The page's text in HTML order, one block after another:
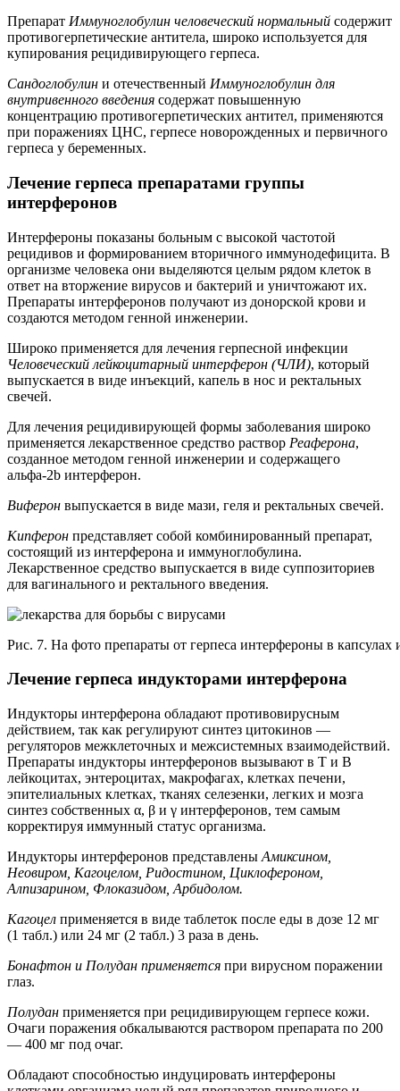
Препарат Иммуноглобулин человеческий нормальный содержит
противогерпетические антитела, широко используется для
купирования рецидивирующего герпеса.
Сандоглобулин и отечественный Иммуноглобулин для
внутривенного введения содержат повышенную
концентрацию противогерпетических антител, применяются
при поражениях ЦНС, герпесе новорожденных и первичного
герпеса у беременных.
Лечение герпеса препаратами группы
интерферонов
Интерфероны показаны больным с высокой частотой
рецидивов и формированием вторичного иммунодефицита. В
организме человека они выделяются целым рядом клеток в
ответ на вторжение вирусов и бактерий и уничтожают их.
Препараты интерферонов получают из донорской крови и
создаются методом генной инженерии.
Широко применяется для лечения герпесной инфекции
Человеческий лейкоцитарный интерферон (ЧЛИ), который
выпускается в виде инъекций, капель в нос и ректальных
свечей.
Для лечения рецидивирующей формы заболевания широко
применяется лекарственное средство раствор Реаферона,
созданное методом генной инженерии и содержащего
альфа-2b интерферон.
Виферон выпускается в виде мази, геля и ректальных свечей.
Кипферон представляет собой комбинированный препарат,
состоящий из интерферона и иммуноглобулина.
Лекарственное средство выпускается в виде суппозиториев
для вагинального и ректального введения.
Рис. 7. На фото препараты от герпеса интерфероны в капсулах
Лечение герпеса индукторами интерферона
Индукторы интерферона обладают противовирусным
действием, так как регулируют синтез цитокинов —
регуляторов межклеточных и межсистемных взаимодействий.
Препараты индукторы интерферонов вызывают в Т и В
лейкоцитах, энтероцитах, макрофагах, клетках печени,
эпителиальных клетках, тканях селезенки, легких и мозга
синтез собственных α, β и γ интерферонов, тем самым
корректируя иммунный статус организма.
Индукторы интерферонов представлены Амиксином,
Неовиром, Кагоцелом, Ридостином, Циклофероном,
Алпизарином, Флоказидом, Арбидолом.
Кагоцел применяется в виде таблеток после еды в дозе 12 мг
(1 табл.) или 24 мг (2 табл.) 3 раза в день.
Бонафтон и Полудан применяется при вирусном поражении
глаз.
Полудан применяется при рецидивирующем герпесе кожи.
Очаги поражения обкалываются раствором препарата по 200
— 400 мг под очаг.
Обладают способностью индуцировать интерфероны